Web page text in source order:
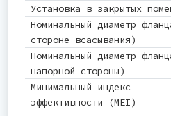
Установка в закрытых
Номинальный диаметр
стороне всасывания)
Номинальный диаметр
напорной стороны)
Минимальный индекс
эффективности (MEI)